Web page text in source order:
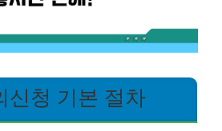
신청 기본 절차